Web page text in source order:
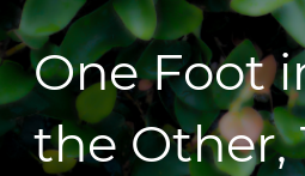
One Foot
the Other,